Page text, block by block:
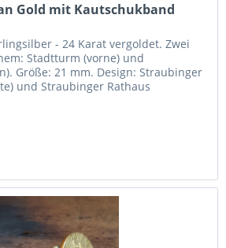
Gold mit Kautschukband
- 24 Karat vergoldet. Zwei
Stadtturm (vorne) und
Größe: 21 mm. Design: Straubinger
und Straubinger Rathaus